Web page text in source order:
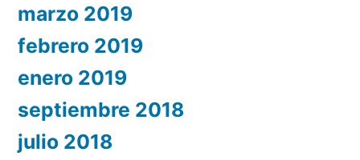
marzo 2019
febrero 2019
enero 2019
septiembre 2018
julio 2018